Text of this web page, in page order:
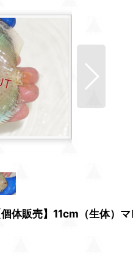
個体販売】11cm（生体